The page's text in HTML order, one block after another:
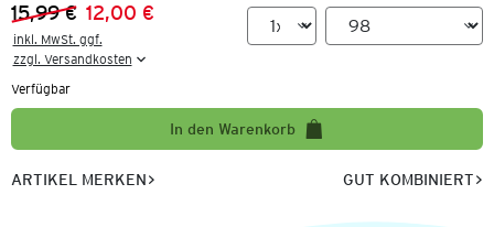
Vorheriger Preis:
15,99 €
Neuer Preis:
12,00 €
inkl. MwSt. ggf.
zzgl. Versandkosten
Verfügbar
In den Warenkorb
ARTIKEL MERKEN GUT KOMBINIERT